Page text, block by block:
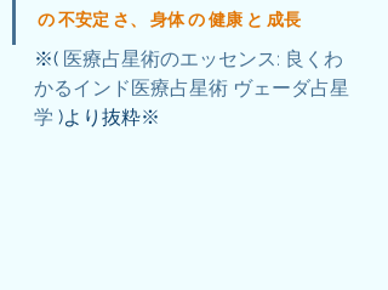
の 不安定 さ、 身体 の 健康 と 成長
※( 医療占星術のエッセンス: 良くわ
かるインド医療占星術 ヴェーダ占星
学 )より抜粋※